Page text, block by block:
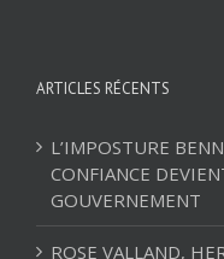
ARTICLES RÉCENTS
L’IMPOSTURE
CONFIANCE
GOUVERNEMENT
ROSE VALLAND,